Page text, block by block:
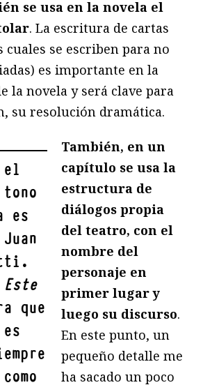
se usa en la novela el
. La escritura de cartas
cuales se escriben para no
es importante en la
la novela y será clave para
su resolución dramática.
el
es
Juan
.
que
También, en un
capítulo se usa la
estructura de
diálogos propia
del teatro, con el
nombre del
personaje en
primer lugar y
luego su discurso.
En este punto, un
pequeño detalle me
ha sacado un poco